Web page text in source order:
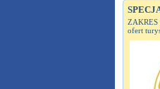
ZAKRES
ofert